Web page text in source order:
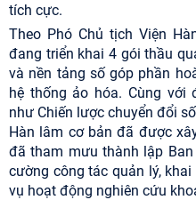
tích cực.
Theo Phó Chủ tịch Viện
đang triển khai 4 gói thầu
và nền tảng số góp phần
hệ thống ảo hóa. Cùng với
như Chiến lược chuyển đổi
Hàn lâm cơ bản đã được
đã tham mưu thành lập
cường công tác quản lý,
vụ hoạt động nghiên cứu